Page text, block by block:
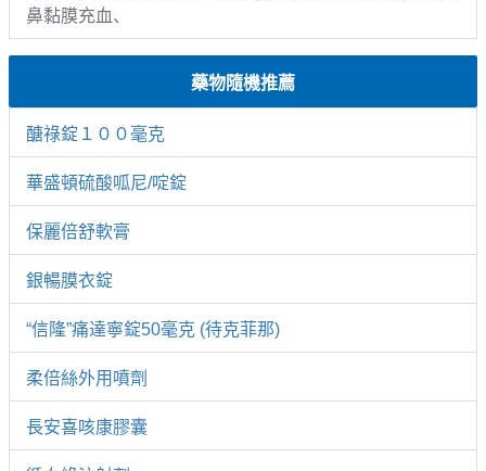
鼻黏膜充血、
藥物隨機推薦
醣祿錠１００毫克
華盛頓硫酸呱尼/啶錠
保麗倍舒軟膏
銀暢膜衣錠
“信隆”痛達寧錠50毫克 (待克菲那)
柔倍絲外用噴劑
長安喜咳康膠囊